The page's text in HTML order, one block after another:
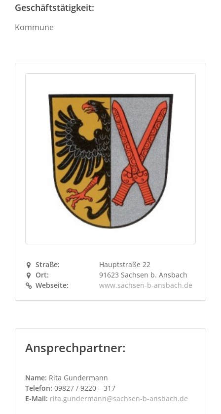
Geschäftstätigkeit:
Kommune
Straße:
Hauptstraße 22
Ort:
91623 Sachsen b. Ansbach
Webseite:
www.sachsen-b-ansbach.de
Ansprechpartner:
Name: Rita Gundermann
Telefon: 09827 / 9220 – 317
E-Mail: rita.gundermann@sachsen-b-ansbach.de